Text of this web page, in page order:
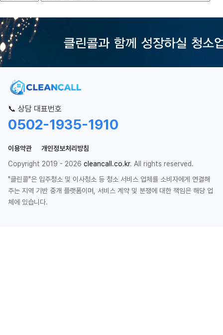
📞 상담 대표번호
0502-1935-1910
이용약관
개인정보처리방침
Copyright 2019 - 2026 cleancall.co.kr. All rights reserved.
"클린콜"은 입주청소 및 이사청소 등 청소 서비스 업체를 소비자에게 연결해
주는 지역 기반 중개 플랫폼이며, 서비스 계약 및 분쟁에 대한 책임은 해당 업
체에 있습니다.